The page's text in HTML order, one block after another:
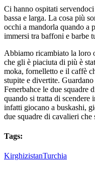
Ci hanno ospitati
bassa e larga. La cosa più
occhi a mandorla quando a
immersi tra baffoni e barbe
Abbiamo ricambiato la loro
che gli è piaciuta di più è
moka, fornelletto e il caffè
stupite e divertite.
Fenerbahce le due squadre
quando si tratta di
infatti giocano a buskashi,
due squadre di cavalieri
Tags:
KirghizistanTurchia